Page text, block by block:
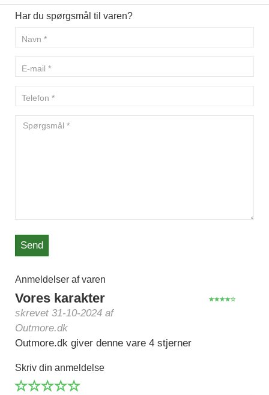
Har du spørgsmål til varen?
Send
Anmeldelser af varen
Vores karakter
skrevet 31-10-2024 af
Outmore.dk
Outmore.dk giver denne vare 4 stjerner
Skriv din anmeldelse